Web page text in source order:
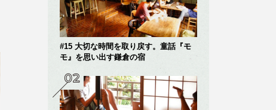
#15 大切な時間を取り戻す。童話『モ
モ』を思い出す鎌倉の宿